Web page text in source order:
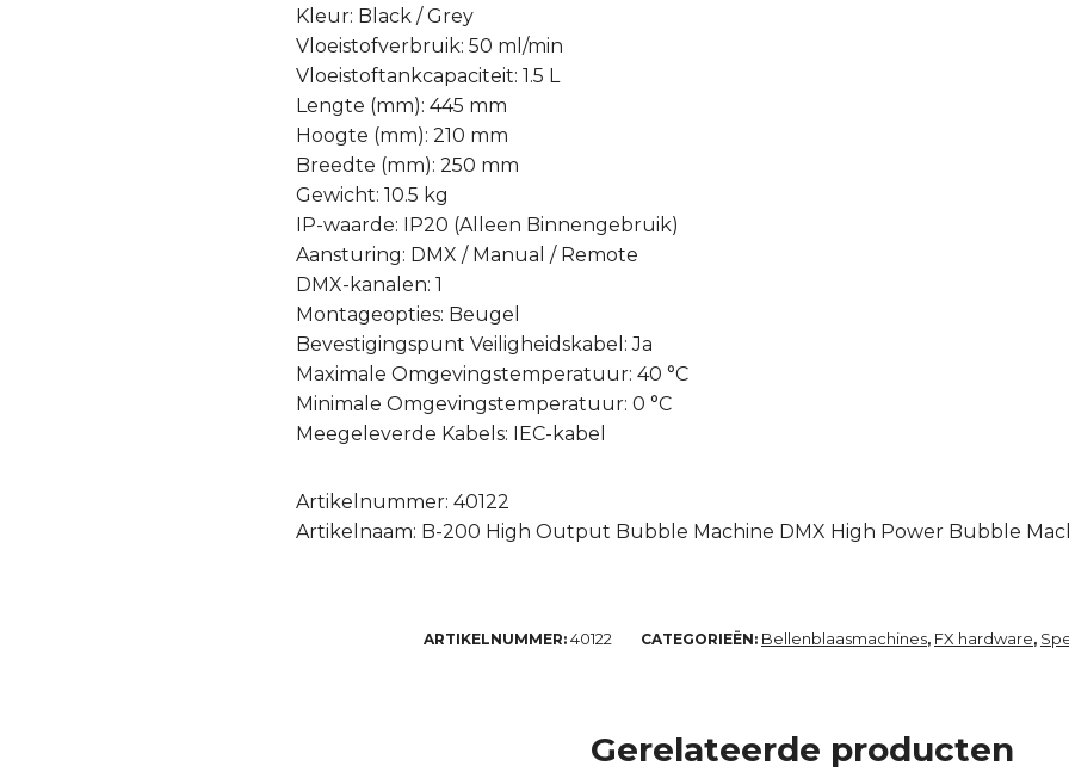
Kleur: Black / Grey
Vloeistofverbruik: 50 ml/min
Vloeistoftankcapaciteit: 1.5 L
Lengte (mm): 445 mm
Hoogte (mm): 210 mm
Breedte (mm): 250 mm
Gewicht: 10.5 kg
IP-waarde: IP20 (Alleen Binnengebruik)
Aansturing: DMX / Manual / Remote
DMX-kanalen: 1
Montageopties: Beugel
Bevestigingspunt Veiligheidskabel: Ja
Maximale Omgevingstemperatuur: 40 °C
Minimale Omgevingstemperatuur: 0 °C
Meegeleverde Kabels: IEC-kabel
Artikelnummer: 40122
Artikelnaam: B-200 High Output Bubble Machine DMX High Power Bubble
ARTIKELNUMMER: 40122 CATEGORIEËN: Bellenblaasmachines, FX hardware,
Gerelateerde producten